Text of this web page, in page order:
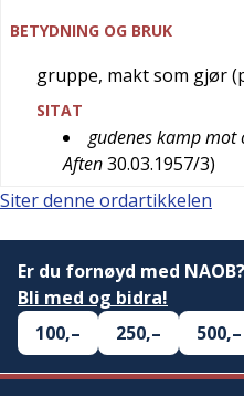
BETYDNING OG BRUK
gruppe, makt som gjør
SITAT
gudenes kamp
Aften30.03.1957/3)
Siter denne ordartikkelen
Er du fornøyd med NAOB?
Bli med og bidra!
100,–
250,– 500,–